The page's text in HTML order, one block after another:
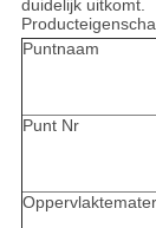
duidelijk uitkomt.
Puntnaam
Punt Nr